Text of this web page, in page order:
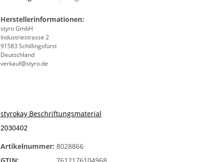
Herstellerinformationen:
styro GmbH
Industriestrasse 2
91583 Schillingsfürst
Deutschland
verkauf@styro.de
styrokay Beschriftungsmaterial
2030402
Artikelnummer: 8028866